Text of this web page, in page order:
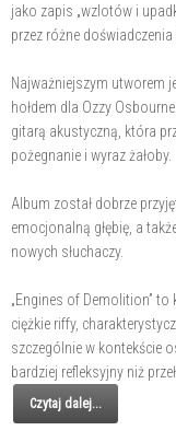
jako zapis „wzlotów i
przez różne doświadczenia
Najważniejszym utworem
hołdem dla Ozzy
gitarą akustyczną, która
pożegnanie i wyraz żałoby.
Album został dobrze
emocjonalną głębię, a
nowych słuchaczy.
„Engines of Demolition”
ciężkie riffy,
szczególnie w kontekście
bardziej refleksyjny niż
Czytaj dalej...